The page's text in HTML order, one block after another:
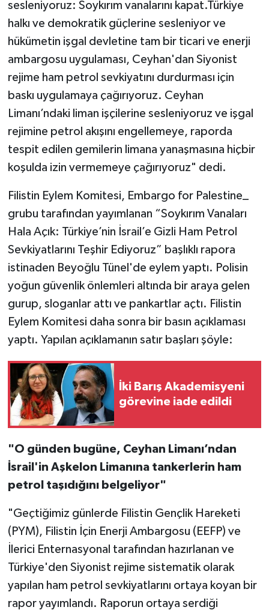
sesleniyoruz: Soykırım vanalarını kapat.Türkiye
halkı ve demokratik güçlerine sesleniyor ve
hükümetin işgal devletine tam bir ticari ve enerji
ambargosu uygulaması, Ceyhan'dan Siyonist
rejime ham petrol sevkiyatını durdurması için
baskı uygulamaya çağırıyoruz. Ceyhan
Limanı’ndaki liman işçilerine sesleniyoruz ve işgal
rejimine petrol akışını engellemeye, raporda
tespit edilen gemilerin limana yanaşmasına hiçbir
koşulda izin vermemeye çağırıyoruz" dedi.
Filistin Eylem Komitesi, Embargo for Palestine_
grubu tarafından yayımlanan “Soykırım Vanaları
Hala Açık: Türkiye’nin İsrail’e Gizli Ham Petrol
Sevkiyatlarını Teşhir Ediyoruz” başlıklı rapora
istinaden Beyoğlu Tünel'de eylem yaptı. Polisin
yoğun güvenlik önlemleri altında bir araya gelen
gurup, sloganlar attı ve pankartlar açtı. Filistin
Eylem Komitesi daha sonra bir basın açıklaması
yaptı. Yapılan açıklamanın satır başları şöyle:
İki Barış Akademisyeni
görevine iade edildi
"O günden bugüne, Ceyhan Limanı’ndan
İsrail'in Aşkelon Limanına tankerlerin ham
petrol taşıdığını belgeliyor"
"Geçtiğimiz günlerde Filistin Gençlik Hareketi
(PYM), Filistin İçin Enerji Ambargosu (EEFP) ve
İlerici Enternasyonal tarafından hazırlanan ve
Türkiye'den Siyonist rejime sistematik olarak
yapılan ham petrol sevkiyatlarını ortaya koyan bir
rapor yayımlandı. Raporun ortaya serdiği